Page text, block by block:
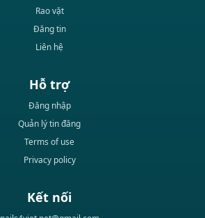
Rao vặt
Đăng tin
Liên hệ
Hỗ trợ
Đăng nhập
Quản lý tin đăng
Terms of use
Privacy policy
Kết nối